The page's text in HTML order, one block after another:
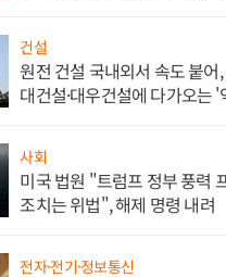
건설
원전 건설 국내외서 속도 붙어,
대건설·대우건설에 다가오는
사회
미국 법원 "트럼프 정부 풍력
조치는 위법", 해제 명령 내려
전자·전기·정보통신